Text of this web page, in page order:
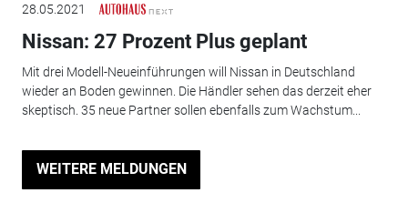
28.05.2021
Nissan: 27 Prozent Plus geplant
Mit drei Modell-Neueinführungen will Nissan in Deutschland
wieder an Boden gewinnen. Die Händler sehen das derzeit eher
skeptisch. 35 neue Partner sollen ebenfalls zum Wachstum...
WEITERE MELDUNGEN